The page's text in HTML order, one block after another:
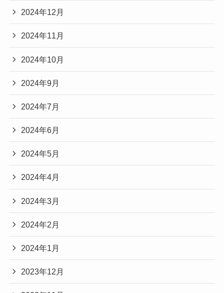
2024年12月
2024年11月
2024年10月
2024年9月
2024年7月
2024年6月
2024年5月
2024年4月
2024年3月
2024年2月
2024年1月
2023年12月